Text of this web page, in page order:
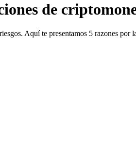
de
Aquí te presentamos 5 razones por